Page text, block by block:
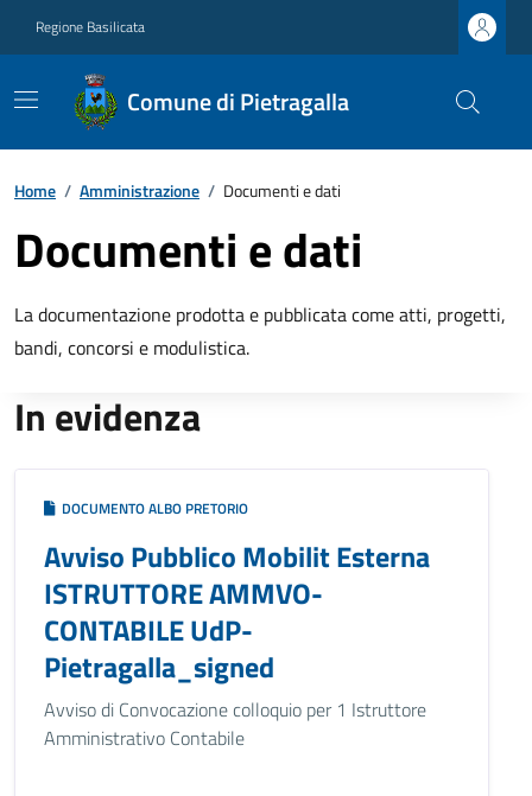
Regione Basilicata
Comune di Pietragalla
Home / Amministrazione / Documenti e dati
Documenti e dati
La documentazione prodotta e pubblicata come atti, progetti,
bandi, concorsi e modulistica.
In evidenza
DOCUMENTO ALBO PRETORIO
Avviso Pubblico Mobilit Esterna
ISTRUTTORE AMMVO-
CONTABILE UdP-
Pietragalla_signed
Avviso di Convocazione colloquio per 1 Istruttore
Amministrativo Contabile